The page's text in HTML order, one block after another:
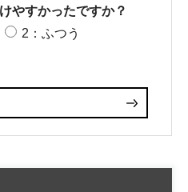
やすかったですか？
2：ふつう